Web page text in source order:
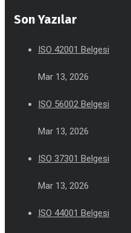
Son Yazılar
ISO 42001 Belgesi
Mar 13, 2026
ISO 56002 Belgesi
Mar 13, 2026
ISO 37301 Belgesi
Mar 13, 2026
ISO 44001 Belgesi